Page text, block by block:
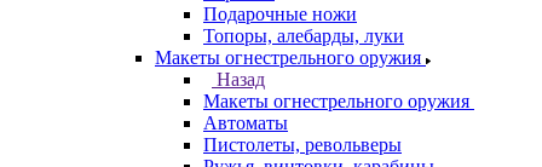
Подарочные ножи
Топоры, алебарды, луки
Макеты огнестрельного оружия
Назад
Макеты огнестрельного оружия
Автоматы
Пистолеты, револьверы